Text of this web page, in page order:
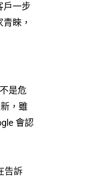
戶一步
睞，
是危
，雖
會認
告訴